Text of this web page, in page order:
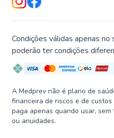
Condições válidas apenas
poderão ter condições
A Medprev não é plano de
financeira de riscos e de
paga apenas quando usar,
ou anuidades.